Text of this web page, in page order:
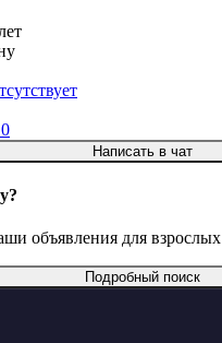
Написать в чат
объявления для взрослых
Подробный поиск